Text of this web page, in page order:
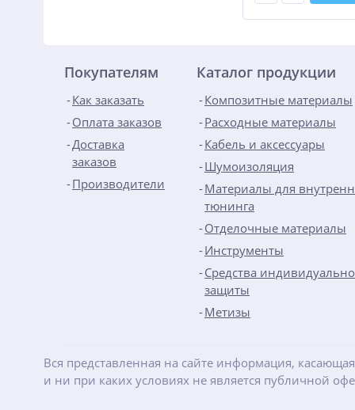
Покупателям
Как заказать
Оплата заказов
Доставка
заказов
Производители
Каталог продукции
Композитные материалы
Расходные материалы
Кабель и аксессуары
Шумоизоляция
Материалы для
тюнинга
Отделочные материалы
Инструменты
Средства
защиты
Метизы
Вся представленная на сайте информация,
и ни при каких условиях не является публичной